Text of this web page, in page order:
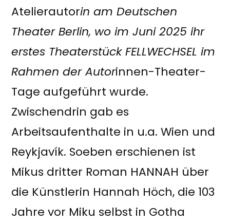
Atelierautorin am Deutschen
Theater Berlin, wo im Juni 2025 ihr
erstes Theaterstück FELLWECHSEL im
Rahmen der Autorinnen-Theater-
Tage aufgeführt wurde.
Zwischendrin gab es
Arbeitsaufenthalte in u.a. Wien und
Reykjavík. Soeben erschienen ist
Mikus dritter Roman HANNAH über
die Künstlerin Hannah Höch, die 103
Jahre vor Miku selbst in Gotha